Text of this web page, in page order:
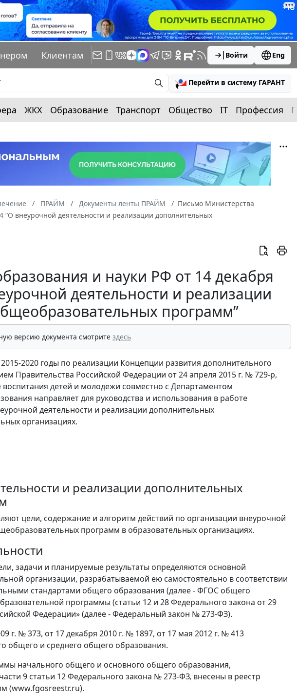
Клиентам Войти Eng
Перейти в систему ГАРАНТ
ЖКХ Образование Транспорт Общество IT Профессия
ПРАЙМ Документы ленты ПРАЙМ
Письмо Министерства
“О внеурочной деятельности и реализации дополнительных
и науки РФ от 14 декабря
деятельности и реализации
программ”
версию документа смотрите здесь
2020 годы по реализации Концепции развития дополнительного
Правительства Российской Федерации от 24 апреля 2015 г. № 729-р,
детей и молодежи совместно с Департаментом
направляет для руководства и использования в работе
деятельности и реализации дополнительных
организациях.
и реализации дополнительных
цели, содержание и алгоритм действий по организации внеурочной
программ в образовательных организациях.
задачи и планируемые результаты определяются основной
организации, разрабатываемой ею самостоятельно в соответствии
стандартами общего образования (далее - ФГОС общего
программы (статьи 12 и 28 Федерального закона от 29
Федерации» (далее - Федеральный закон № 273-ФЗ).
г. № 373, от 17 декабря 2010 г. № 1897, от 17 мая 2012 г. № 413
общего и среднего общего образования.
начального общего и основного общего образования,
9 статьи 12 Федерального закона № 273-ФЗ, внесены в реестр
(www.fgosreestr.ru).